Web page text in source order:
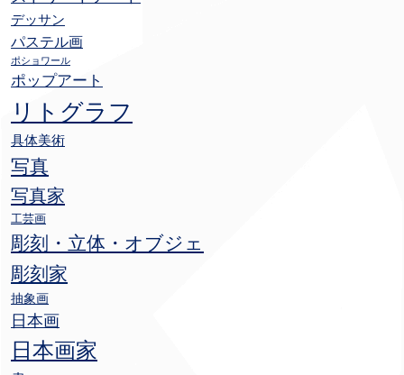
デッサン
パステル画
ポショワール
ポップアート
リトグラフ
具体美術
写真
写真家
工芸画
彫刻・立体・オブジェ
彫刻家
抽象画
日本画
日本画家